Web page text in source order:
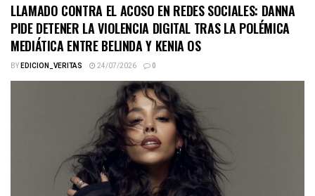
LLAMADO CONTRA EL ACOSO EN REDES SOCIALES: DANNA
PIDE DETENER LA VIOLENCIA DIGITAL TRAS LA POLÉMICA
MEDIÁTICA ENTRE BELINDA Y KENIA OS
BYEDICION_VERITAS 24/07/2026 0